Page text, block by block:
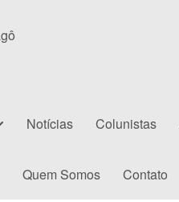
Notícias Colunistas
Quem Somos Contato